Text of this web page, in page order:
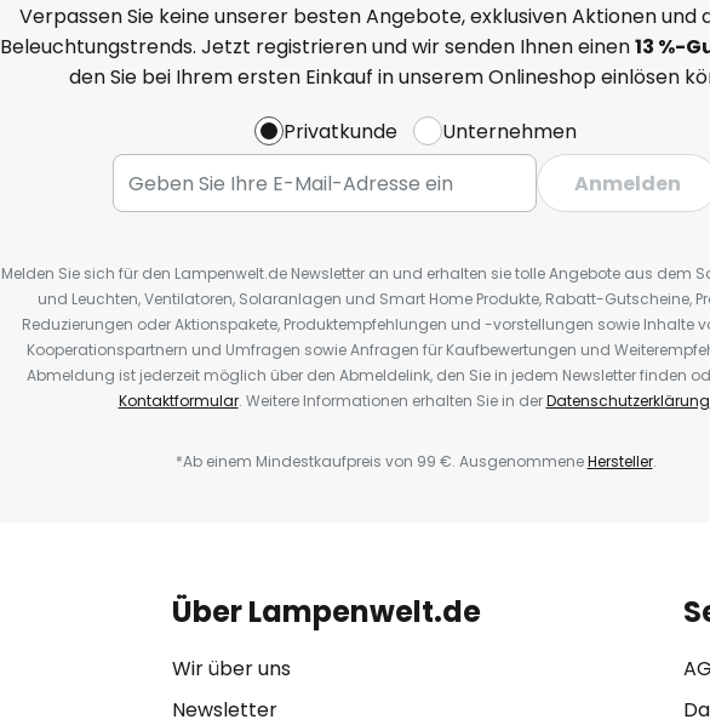
Verpassen Sie keine unserer besten Angebote, exklusiven Aktionen und
Beleuchtungstrends. Jetzt registrieren und wir senden Ihnen einen13 %-
den Sie bei Ihrem ersten Einkauf in unserem Onlineshop einlösen
Privatkunde
Unternehmen
Anmelden
Melden Sie sich für den Lampenwelt.de Newsletter an und erhalten sie tolle Angebote aus dem
und Leuchten, Ventilatoren, Solaranlagen und Smart Home Produkte, Rabatt-Gutscheine,
Reduzierungen oder Aktionspakete, Produktempfehlungen und -vorstellungen sowie Inhalte
Kooperationspartnern und Umfragen sowie Anfragen für Kaufbewertungen und
Abmeldung ist jederzeit möglich über den Abmeldelink, den Sie in jedem Newsletter finden
Kontaktformular. Weitere Informationen erhalten Sie in derDatenschutzerklärung
*Ab einem Mindestkaufpreis von 99 €. AusgenommeneHersteller.
Über Lampenwelt.de
Wir über uns
Newsletter